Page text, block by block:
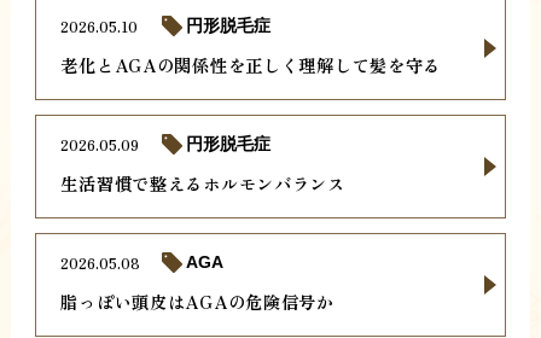
老化とAGAの関係性を正しく理解して髪を守る
2026.05.10 円形脱毛症
生活習慣で整えるホルモンバランス
2026.05.09 円形脱毛症
脂っぽい頭皮はAGAの危険信号か
2026.05.08 AGA